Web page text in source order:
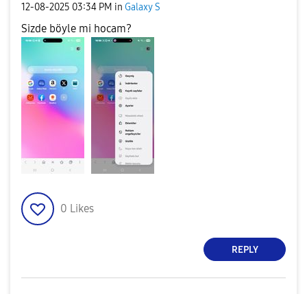
‎12-08-2025 03:34 PM in Galaxy S
Sizde böyle mi hocam?
0 Likes
REPLY